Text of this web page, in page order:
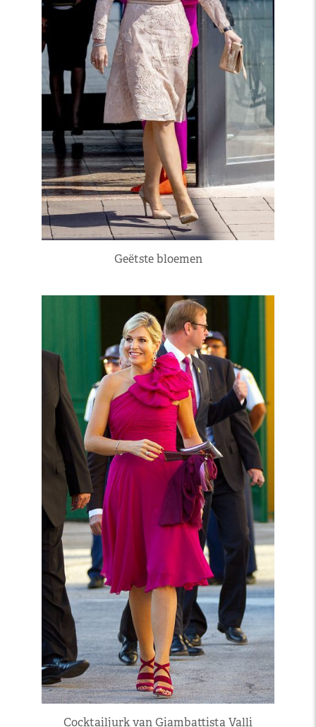
Geëtste bloemen
Cocktailjurk van Giambattista Valli